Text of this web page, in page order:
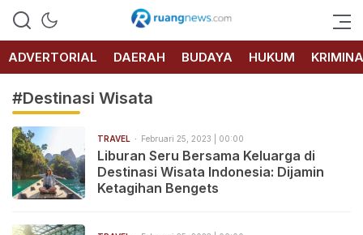
RUANG
NEWS
ADVERTORIAL
DAERAH BUDAYA HUKUM
#Destinasi Wisata
TRAVEL Februari 25, 2023 | 00:00
Liburan Seru Bersama Keluarga di
Destinasi Wisata Indonesia: Dijamin
Ketagihan Bengets